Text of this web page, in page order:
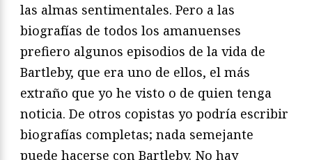
las almas sentimentales. Pero a las
biografías de todos los amanuenses
prefiero algunos episodios de la vida de
Bartleby, que era uno de ellos, el más
extraño que yo he visto o de quien tenga
noticia. De otros copistas yo podría escribir
biografías completas; nada semejante
puede hacerse con Bartleby. No hay